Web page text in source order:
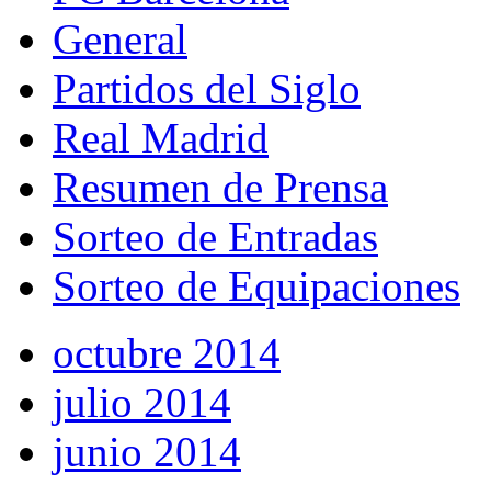
General
Partidos del Siglo
Real Madrid
Resumen de Prensa
Sorteo de Entradas
Sorteo de Equipaciones
octubre 2014
julio 2014
junio 2014